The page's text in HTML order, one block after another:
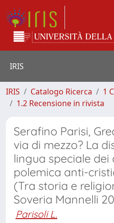
IRIS
IRIS Catalogo Ricerca
1
1.2 Recensione in rivista
Serafino Parisi,
via di mezzo? La
lingua speciale dei
polemica anti-
(Tra storia e
Soveria Mannelli
Parisoli L.